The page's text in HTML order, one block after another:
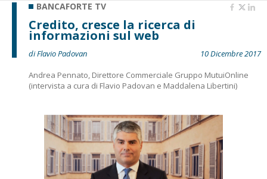
BANCAFORTE TV
Credito, cresce la ricerca di
informazioni sul web
di Flavio Padovan
10 Dicembre 2017
Andrea Pennato, Direttore Commerciale Gruppo MutuiOnline
(intervista a cura di Flavio Padovan e Maddalena Libertini)